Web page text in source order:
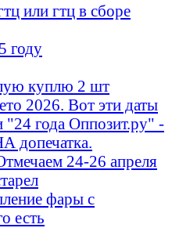
или гтц в сборе
году
куплю 2 шт
2026. Вот эти даты
"24 года Оппозит.ру" -
допечатка.
24-26 апреля
фары с
есть